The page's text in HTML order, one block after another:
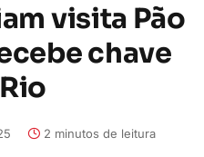
visita Pão
chave
2 minutos de leitura